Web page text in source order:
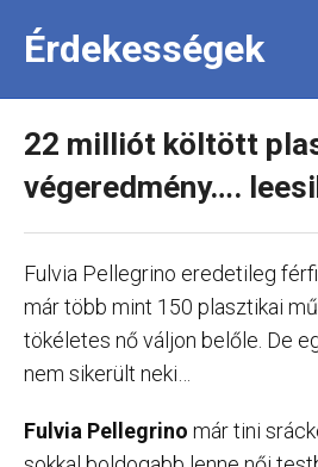
Érdekességek
22 milliót költött
végeredmény….
Fulvia Pellegrino eredetileg
már több mint 150 plasztikai
tökéletes nő váljon belőle. De
nem sikerült neki…
Fulvia Pellegrino már tini